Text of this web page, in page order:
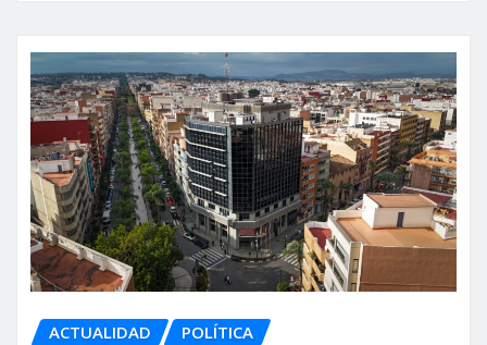
ACTUALIDAD POLÍTICA